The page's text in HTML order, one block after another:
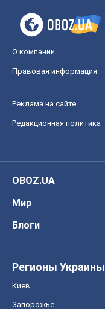
О компании
Правовая информация
Реклама на сайте
Редакционная политика
OBOZ.UA
Мир
Блоги
Регионы Украины
Киев
Запорожье